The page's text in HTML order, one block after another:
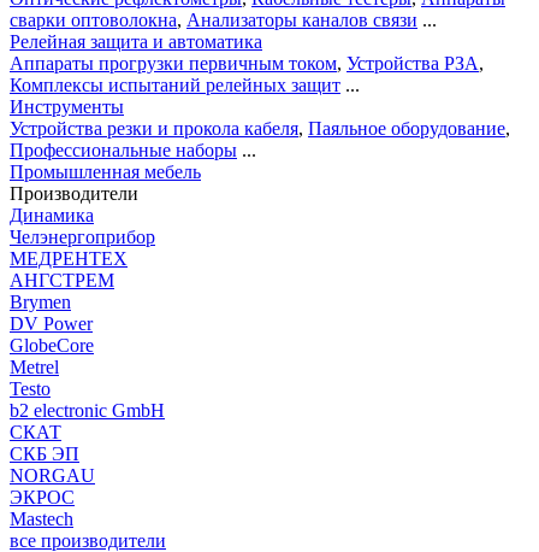
сварки оптоволокна, Анализаторы каналов связи ...
Релейная защита и автоматика
Аппараты прогрузки первичным током, Устройства РЗА,
Комплексы испытаний релейных защит ...
Инструменты
Устройства резки и прокола кабеля, Паяльное оборудование,
Профессиональные наборы ...
Промышленная мебель
Производители
Динамика
Челэнергоприбор
МЕДРЕНТЕХ
АНГСТРЕМ
Brymen
DV Power
GlobeCore
Metrel
Testo
b2 electronic GmbH
СКАТ
СКБ ЭП
NORGAU
ЭКРОС
Mastech
все производители